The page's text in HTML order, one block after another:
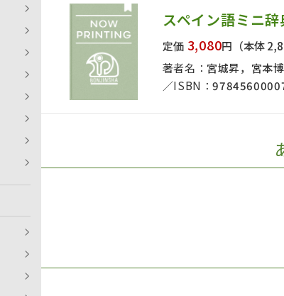
スペイン語ミニ辞
定価 3,080円 （本体
著者名： 宮城昇，宮本
ISBN：